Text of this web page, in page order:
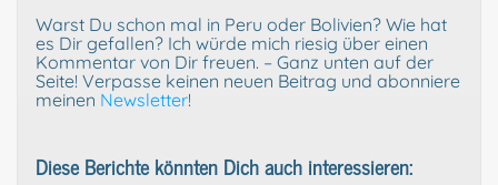
Warst Du schon mal in Peru oder Bolivien? Wie hat
es Dir gefallen? Ich würde mich riesig über einen
Kommentar von Dir freuen. – Ganz unten auf der
Seite! Verpasse keinen neuen Beitrag und abonniere
meinen Newsletter!
Diese Berichte könnten Dich auch interessieren: